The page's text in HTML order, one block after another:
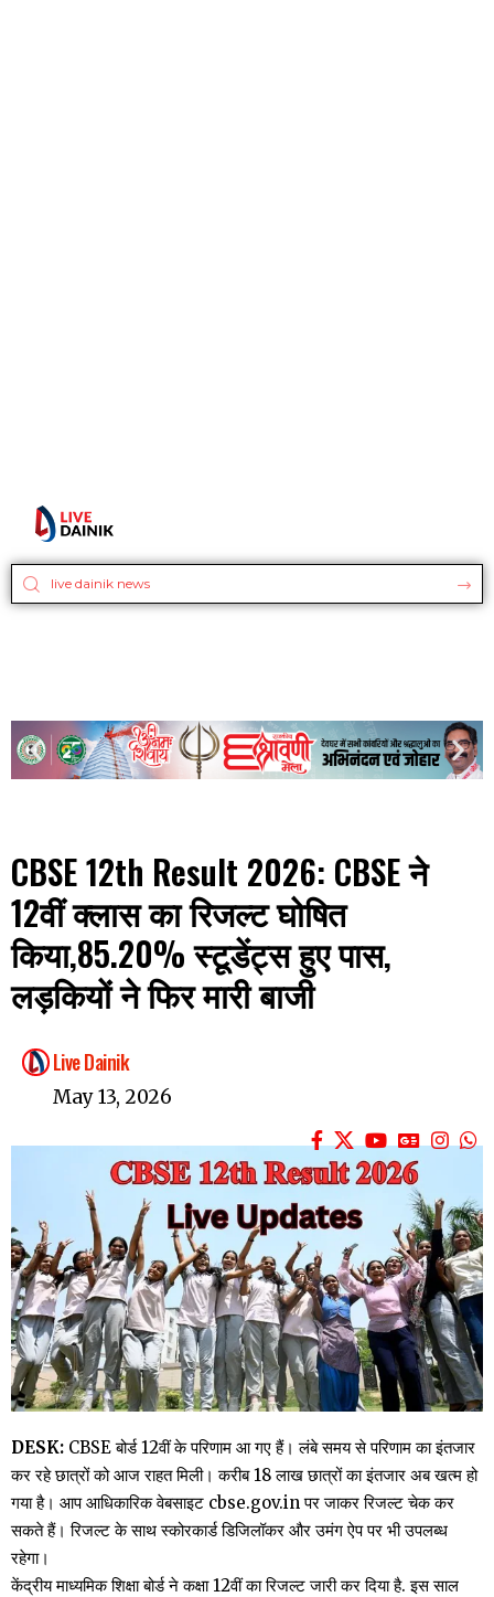
CBSE 12th Result 2026: CBSE ने
12वीं क्लास का रिजल्ट घोषित
किया,85.20% स्टूडेंट्स हुए पास,
लड़कियों ने फिर मारी बाजी
Live Dainik
May 13, 2026
DESK: CBSE बोर्ड 12वीं के परिणाम आ गए हैं। लंबे समय से परिणाम का इंतजार
कर रहे छात्रों को आज राहत मिली। करीब 18 लाख छात्रों का इंतजार अब खत्म हो
गया है। आप आधिकारिक वेबसाइट cbse.gov.in पर जाकर रिजल्ट चेक कर
सकते हैं। र‍िजल्ट के साथ स्कोरकार्ड ड‍िजिलॉकर और उमंग ऐप पर भी उपलब्ध
रहेगा।
केंद्रीय माध्यमिक शिक्षा बोर्ड ने कक्षा 12वीं का रिजल्ट जारी कर दिया है. इस साल